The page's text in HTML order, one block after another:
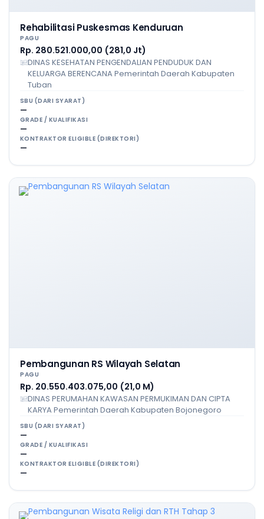
Rehabilitasi Puskesmas Kenduruan
PAGU
Rp. 280.521.000,00 (281,0 Jt)
DINAS KESEHATAN PENGENDALIAN PENDUDUK DAN
KELUARGA BERENCANA Pemerintah Daerah Kabupaten
Tuban
SBU (DARI SYARAT)
—
GRADE / KUALIFIKASI
—
KONTRAKTOR ELIGIBLE (DIREKTORI)
—
Pembangunan RS Wilayah Selatan
PAGU
Rp. 20.550.403.075,00 (21,0 M)
DINAS PERUMAHAN KAWASAN PERMUKIMAN DAN CIPTA
KARYA Pemerintah Daerah Kabupaten Bojonegoro
SBU (DARI SYARAT)
—
GRADE / KUALIFIKASI
—
KONTRAKTOR ELIGIBLE (DIREKTORI)
—